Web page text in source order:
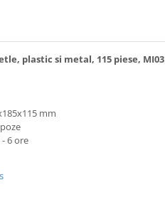
plastic si metal, 115 piese, MI03
mm
6 ore